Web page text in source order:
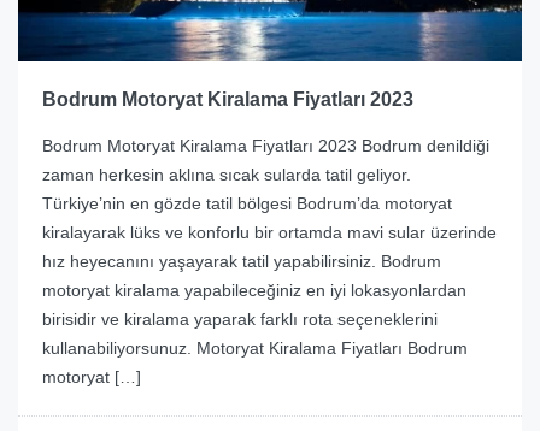
Bodrum Motoryat Kiralama Fiyatları 2023
Bodrum Motoryat Kiralama Fiyatları 2023 Bodrum denildiği
zaman herkesin aklına sıcak sularda tatil geliyor.
Türkiye’nin en gözde tatil bölgesi Bodrum’da motoryat
kiralayarak lüks ve konforlu bir ortamda mavi sular üzerinde
hız heyecanını yaşayarak tatil yapabilirsiniz. Bodrum
motoryat kiralama yapabileceğiniz en iyi lokasyonlardan
birisidir ve kiralama yaparak farklı rota seçeneklerini
kullanabiliyorsunuz. Motoryat Kiralama Fiyatları Bodrum
motoryat […]